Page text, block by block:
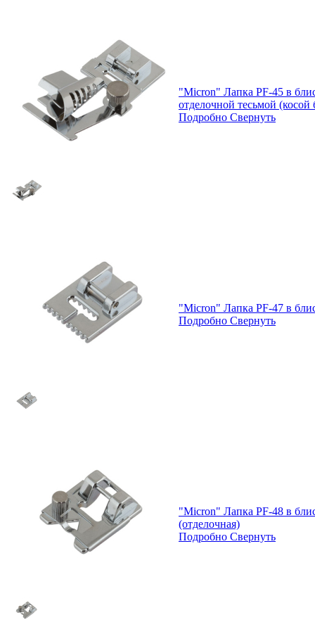
"Micron" Лапка PF-45 в
отделочной тесьмой (косой
Подробно Свернуть
"Micron" Лапка PF-47 в
Подробно Свернуть
"Micron" Лапка PF-48 в
(отделочная)
Подробно Свернуть